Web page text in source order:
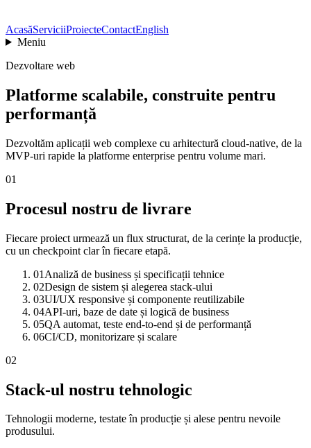
AcasăServiciiProiecteContactEnglish
Meniu
Dezvoltare web
Platforme scalabile, construite pentru
performanță
Dezvoltăm aplicații web complexe cu arhitectură cloud-native, de la
MVP-uri rapide la platforme enterprise pentru volume mari.
01
Procesul nostru de livrare
Fiecare proiect urmează un flux structurat, de la cerințe la producție,
cu un checkpoint clar în fiecare etapă.
01 Analiză de business și specificații tehnice
02Design de sistem și alegerea stack-ului
03UI/UX responsive și componente reutilizabile
04API-uri, baze de date și logică de business
05QA automat, teste end-to-end și de performanță
06CI/CD, monitorizare și scalare
02
Stack-ul nostru tehnologic
Tehnologii moderne, testate în producție și alese pentru nevoile
produsului.